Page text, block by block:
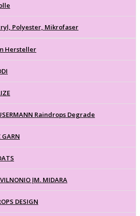
Polyester, Mikrofaser
Hersteller
Raindrops Degrade
GARN
ĮM. MIDARA
DESIGN